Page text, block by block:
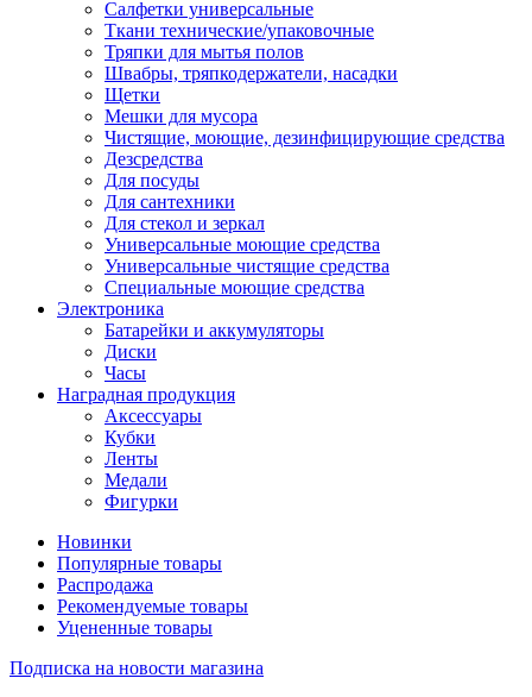
Салфетки универсальные
Ткани технические/упаковочные
Тряпки для мытья полов
Швабры, тряпкодержатели, насадки
Щетки
Мешки для мусора
Чистящие, моющие, дезинфицирующие средства
Дезсредства
Для посуды
Для сантехники
Для стекол и зеркал
Универсальные моющие средства
Универсальные чистящие средства
Специальные моющие средства
Электроника
Батарейки и аккумуляторы
Диски
Часы
Наградная продукция
Аксессуары
Кубки
Ленты
Медали
Фигурки
Новинки
Популярные товары
Распродажа
Рекомендуемые товары
Уцененные товары
Подписка на новости магазина